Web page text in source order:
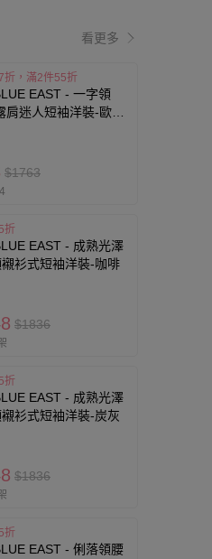
看更多
折，滿2件55折
EAST - 一字領
肩迷人短袖洋裝-歐風
$1763
折
EAST - 成熟光澤
衫式短袖洋裝-咖啡
$1836
折
EAST - 成熟光澤
衫式短袖洋裝-炭灰
$1836
折
EAST - 俐落領腰